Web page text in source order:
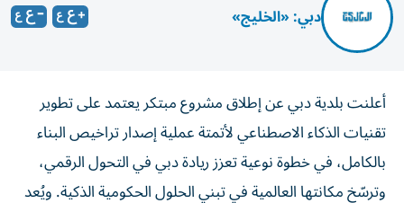
دبي: «الخليج»
أعلنت بلدية دبي عن إطلاق مشروع مبتكر يعتمد على تطوير
تقنيات الذكاء الاصطناعي لأتمتة عملية إصدار تراخيص البناء
بالكامل، في خطوة نوعية تعزز ريادة دبي في التحول الرقمي،
وترسّخ مكانتها العالمية في تبني الحلول الحكومية الذكية. ويُعد